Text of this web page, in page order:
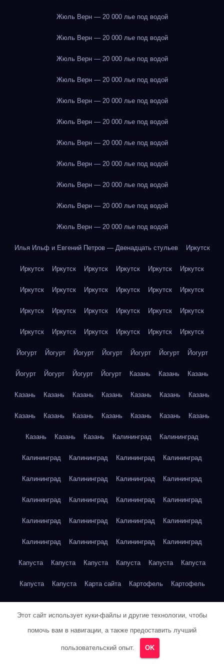
Жюль Верн — 20 000 лье под водой
Жюль Верн — 20 000 лье под водой
Жюль Верн — 20 000 лье под водой
Жюль Верн — 20 000 лье под водой
Жюль Верн — 20 000 лье под водой
Жюль Верн — 20 000 лье под водой
Жюль Верн — 20 000 лье под водой
Жюль Верн — 20 000 лье под водой
Жюль Верн — 20 000 лье под водой
Жюль Верн — 20 000 лье под водой
Жюль Верн — 20 000 лье под водой
Илья Ильф и Евгений Петров — Двенадцать стульев Иркутск
Иркутск Иркутск Иркутск Иркутск Иркутск Иркутск
Иркутск Иркутск Иркутск Иркутск Иркутск Иркутск
Иркутск Иркутск Иркутск Иркутск Иркутск Иркутск
Иркутск Иркутск Иркутск Иркутск Иркутск Иркутск
Йогурт Йогурт Йогурт Йогурт Йогурт Йогурт Йогурт
Йогурт Йогурт Йогурт Йогурт Казань Казань Казань
Казань Казань Казань Казань Казань Казань Казань
Казань Казань Казань Казань Казань Казань Казань
Казань Казань Казань Калининград Калининград
Калининград Калининград Калининград Калининград
Калининград Калининград Калининград Калининград
Калининград Калининград Калининград Калининград
Калининград Калининград Калининград Калининград
Калининград Калининград Калининград Калининград
Капуста Капуста Капуста Капуста Капуста Капуста
Капуста Капуста Карта сайта Картофель Картофель
Кейптаун
Кейптаун Кейптаун Кейптаун
Этот сайт использует куки-файлы и другие технологии, чтобы
помочь вам в навигации, а также предоставить лучший
пользовательский опыт. OK